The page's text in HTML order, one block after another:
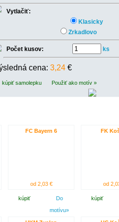
Vytlačiť:
Klasicky
Zrkadlovo
Počet kusov: ks
cena: 3,24 €
kúpiť samolepku Použiť ako motív »
FC Bayern 6
od 2,03 €
kúpiť
Do
motívu»
FK
od
kúpiť